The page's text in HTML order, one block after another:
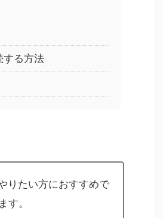
する方法
りたい方におすすめで
す。